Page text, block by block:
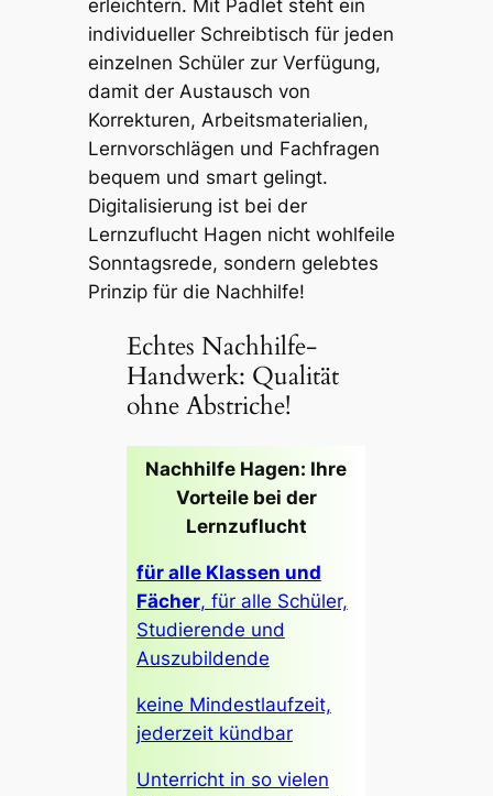
erleichtern. Mit Padlet steht ein
individueller Schreibtisch für jeden
einzelnen Schüler zur Verfügung,
damit der Austausch von
Korrekturen, Arbeitsmaterialien,
Lernvorschlägen und Fachfragen
bequem und smart gelingt.
Digitalisierung ist bei der
Lernzuflucht Hagen nicht wohlfeile
Sonntagsrede, sondern gelebtes
Prinzip für die Nachhilfe!
Echtes Nachhilfe-
Handwerk: Qualität
ohne Abstriche!
Nachhilfe Hagen: Ihre
Vorteile bei der
Lernzuflucht
für alle Klassen und
Fächer, für alle Schüler,
Studierende und
Auszubildende
keine Mindestlaufzeit,
jederzeit kündbar
Unterricht in so vielen